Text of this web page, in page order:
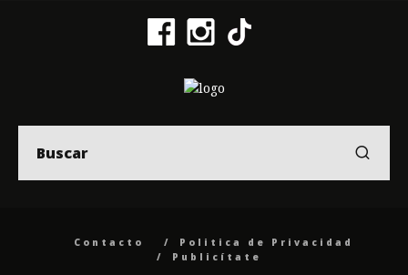
Contacto
Politica de Privacidad
Publicítate